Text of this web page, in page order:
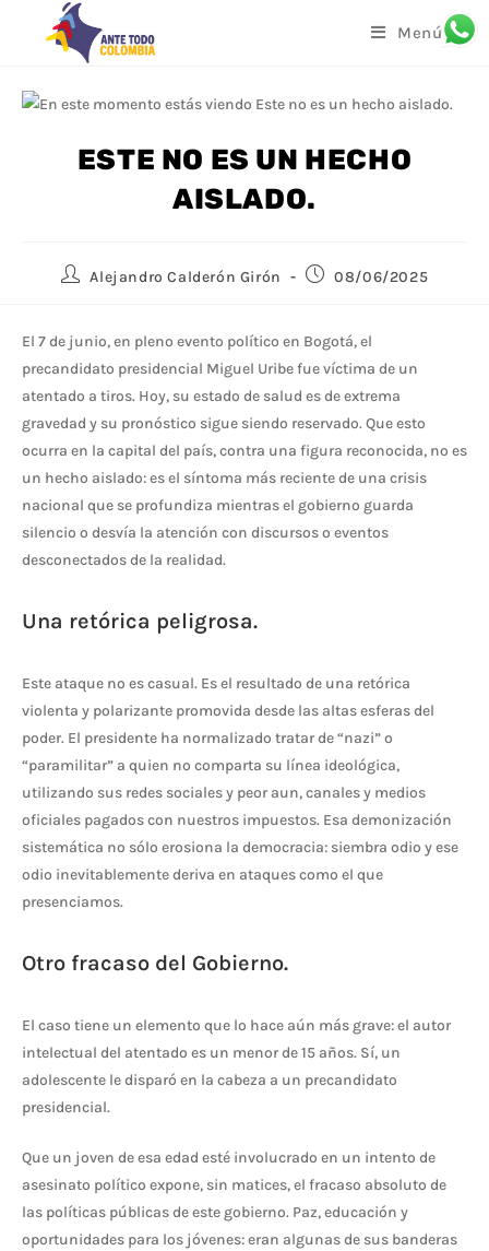
Menú
ESTE NO ES UN HECHO
AISLADO.
Alejandro Calderón Girón 08/06/2025
El 7 de junio, en pleno evento político en Bogotá, el
precandidato presidencial Miguel Uribe fue víctima de un
atentado a tiros. Hoy, su estado de salud es de extrema
gravedad y su pronóstico sigue siendo reservado. Que esto
ocurra en la capital del país, contra una figura reconocida, no es
un hecho aislado: es el síntoma más reciente de una crisis
nacional que se profundiza mientras el gobierno guarda
silencio o desvía la atención con discursos o eventos
desconectados de la realidad.
Una retórica peligrosa.
Este ataque no es casual. Es el resultado de una retórica
violenta y polarizante promovida desde las altas esferas del
poder. El presidente ha normalizado tratar de “nazi” o
“paramilitar” a quien no comparta su línea ideológica,
utilizando sus redes sociales y peor aun, canales y medios
oficiales pagados con nuestros impuestos. Esa demonización
sistemática no sólo erosiona la democracia: siembra odio y ese
odio inevitablemente deriva en ataques como el que
presenciamos.
Otro fracaso del Gobierno.
El caso tiene un elemento que lo hace aún más grave: el autor
intelectual del atentado es un menor de 15 años. Sí, un
adolescente le disparó en la cabeza a un precandidato
presidencial.
Que un joven de esa edad esté involucrado en un intento de
asesinato político expone, sin matices, el fracaso absoluto de
las políticas públicas de este gobierno. Paz, educación y
oportunidades para los jóvenes: eran algunas de sus banderas